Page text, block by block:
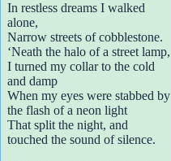
In restless dreams I walked
alone,
Narrow streets of cobblestone.
‘Neath the halo of a street lamp,
I turned my collar to the cold
and damp
When my eyes were stabbed by
the flash of a neon light
That split the night, and
touched the sound of silence.